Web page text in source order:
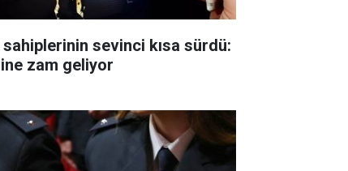
sevinci kısa sürdü:
zam geliyor